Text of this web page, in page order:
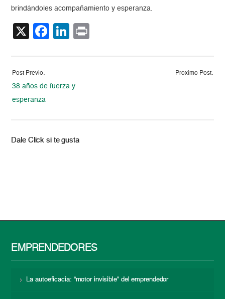
brindándoles acompañamiento y esperanza.
X Facebook
LinkedIn
Post Previo:
38 años de fuerza y
esperanza
Proximo Post:
Dale Click si te gusta
EMPRENDEDORES
La autoeficacia: “motor invisible” del emprendedor